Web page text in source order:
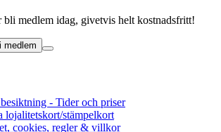
bli medlem idag, givetvis helt kostnadsfritt!
medlem
- Tider och priser
lojalitetskort/stämpelkort
cookies, regler & villkor